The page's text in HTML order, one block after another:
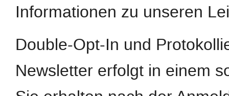
Informationen zu unseren
Double-Opt-In und
Newsletter erfolgt in einem